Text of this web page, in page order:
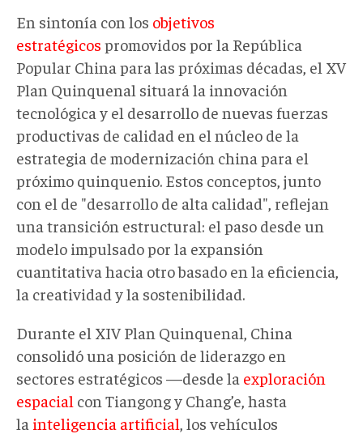
En sintonía con los objetivos
estratégicos promovidos por la República
Popular China para las próximas décadas, el XV
Plan Quinquenal situará la innovación
tecnológica y el desarrollo de nuevas fuerzas
productivas de calidad en el núcleo de la
estrategia de modernización china para el
próximo quinquenio. Estos conceptos, junto
con el de "desarrollo de alta calidad", reflejan
una transición estructural: el paso desde un
modelo impulsado por la expansión
cuantitativa hacia otro basado en la eficiencia,
la creatividad y la sostenibilidad.
Durante el XIV Plan Quinquenal, China
consolidó una posición de liderazgo en
sectores estratégicos —desde la exploración
espacial con Tiangong y Chang’e, hasta
la inteligencia artificial , los vehículos